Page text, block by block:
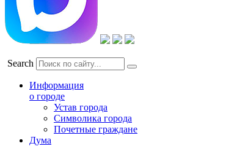
Search
Информация
о городе
Устав города
Символика города
Почетные граждане
Дума